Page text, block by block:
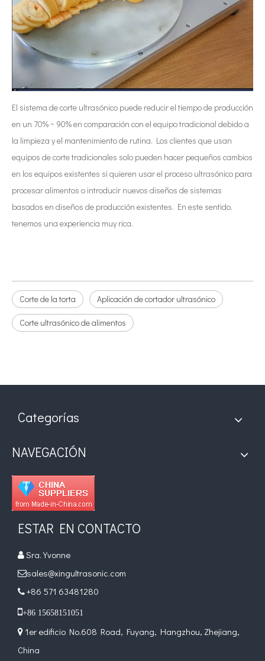
El sistema de corte ultrasónico puede reducir el tiempo de producción
en un 70% ~ 90% en comparación con el equipo tradicional debido a
la limpieza y el mantenimiento de rutina. Los clientes que usan
equipos de corte tradicionales solo pueden hacer pequeños cambios
en los equipos existentes si quieren usar el proceso ultrasónico para
procesar alimentos o introducir nuevos diseños de sistemas
basados ​​en diseños de producción existentes. En este sentido,
tenemos una experiencia muy rica.
Corte de la torta Aplicación de cortador ultrasónico
Corte ultrasónico de alimentos
Categorías
NAVEGACIÓN
ESTAR EN CONTACTO
 Sra. Yvonne
sales@xingultrasonic.com
 +86 571 63481280
+86 15658151051
 1er edificio No.608 Road, Fuyang, Hangzhou, Zhejiang,
China